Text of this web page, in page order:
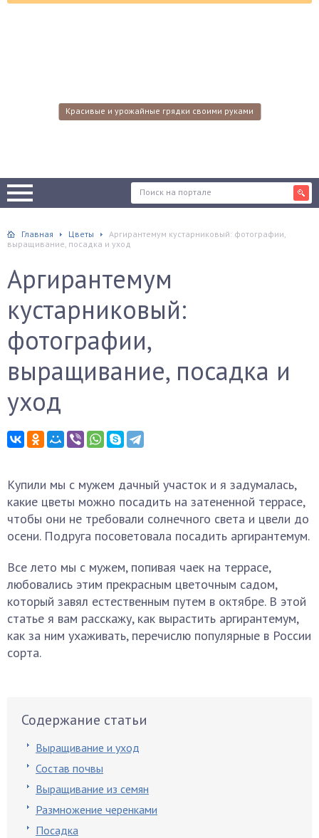
Красивые и урожайные грядки своими руками
Главная Цветы
Аргирантемум кустарниковый: фотографии,
выращивание, посадка и уход
Аргирантемум
кустарниковый:
фотографии,
выращивание, посадка и
уход
Купили мы с мужем дачный участок и я задумалась,
какие цветы можно посадить на затененной террасе,
чтобы они не требовали солнечного света и цвели до
осени. Подруга посоветовала посадить аргирантемум.
Все лето мы с мужем, попивая чаек на террасе,
любовались этим прекрасным цветочным садом,
который завял естественным путем в октябре. В этой
статье я вам расскажу, как вырастить аргирантемум,
как за ним ухаживать, перечислю популярные в России
сорта.
Содержание статьи
Выращивание и уход
Состав почвы
Выращивание из семян
Размножение черенками
Посадка